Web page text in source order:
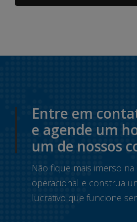
Entre em
e agende um
um de nossos
Não fique mais imerso na
operacional e construa
lucrativo que funcione